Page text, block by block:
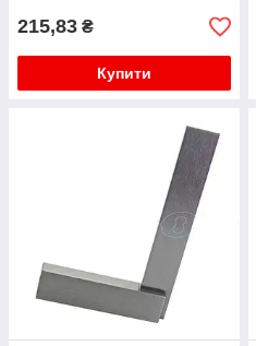
215,83 ₴
Купити